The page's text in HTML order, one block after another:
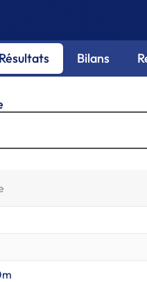
Résultats Bilans